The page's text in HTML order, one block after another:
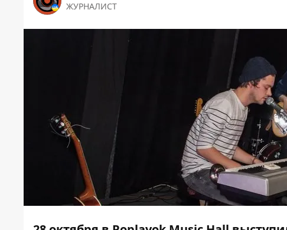
ЖУРНАЛИСТ